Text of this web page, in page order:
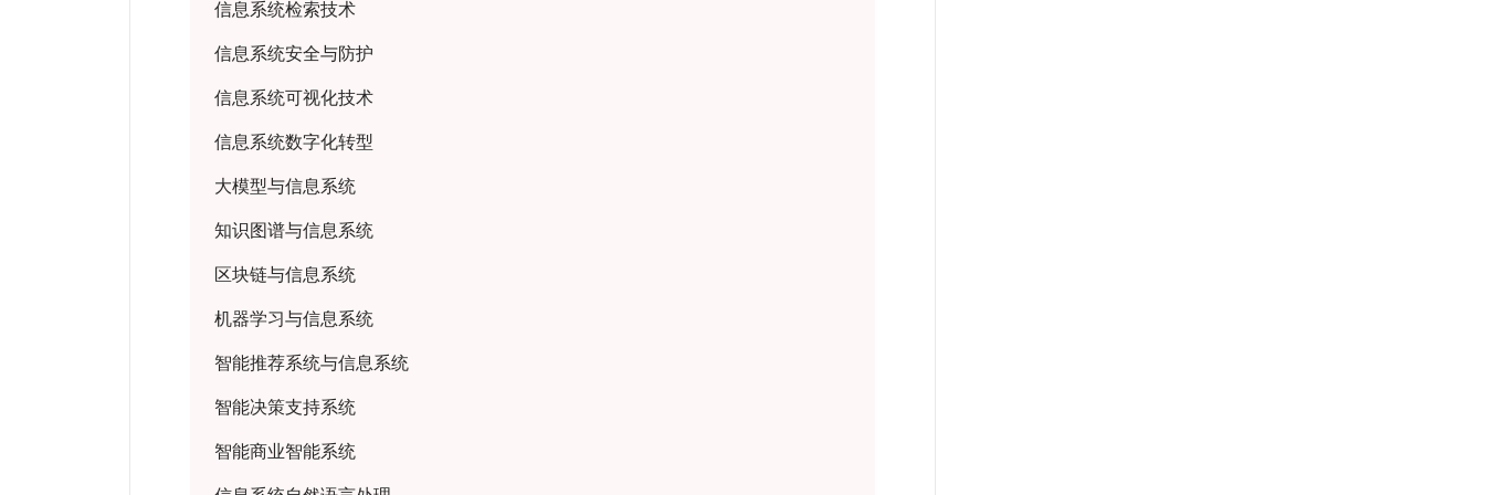
信息系统检索技术
信息系统安全与防护
信息系统可视化技术
信息系统数字化转型
大模型与信息系统
知识图谱与信息系统
区块链与信息系统
机器学习与信息系统
智能推荐系统与信息系统
智能决策支持系统
智能商业智能系统